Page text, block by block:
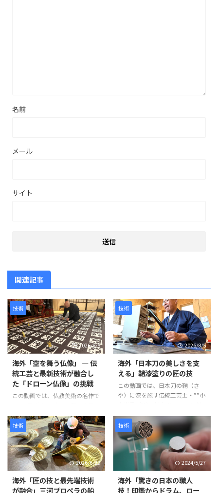
名前
メール
サイト
関連記事
技術
2026/8/5
海外「空を舞う仏像」 ― 伝
統工芸と最新技術が融合し
た「ドローン仏像」の挑戦
この動画では、仏教美術の名作で
を現代のテクノロジーで再現す
る、革新的なプロジェクトが紹介
されています。 阿弥陀如来と25
体の菩薩が極楽浄土から人々を迎
えに来る情景を、空中を舞うドロ
ーン仏像によって表現するとい
う、伝統文化と最新技術を融合さ
せた試みです。 制作には、約
技術
2026/8/5
海外「日本刀の美しさを支
える」鞘漆塗りの匠の技
この動画では、日本刀の鞘（さ
や）に漆を施す伝統工芸士・**小
氏の仕事が紹介されています。日
本刀の鞘は単なる収納具ではな
く、刀身を守る重要な役割を担っ
ています。熟練の職人が幾度も塗
装と研磨を繰り返し、美しさと耐
久性を兼ね備えた鞘を完成させて
いきます。 製造工程は以下のよ
うに進みます。 まず、2枚の木材
技術
2026/6/29
海外「匠の技と最先端技術
が融合」三河プロペラの船
技術
2024/5/27
海外「驚きの日本の職人
技！印鑑からドラム、ロー